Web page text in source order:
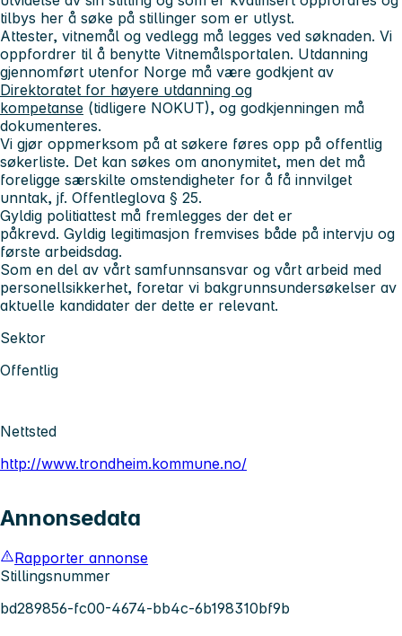
tilbys her å søke på stillinger som er utlyst.
Attester, vitnemål og vedlegg må legges ved søknaden. Vi
oppfordrer til å benytte Vitnemålsportalen. Utdanning
gjennomført utenfor Norge må være godkjent av
Direktoratet for høyere utdanning og
kompetanse (tidligere NOKUT), og godkjenningen må
dokumenteres.
Vi gjør oppmerksom på at søkere føres opp på offentlig
søkerliste. Det kan søkes om anonymitet, men det må
foreligge særskilte omstendigheter for å få innvilget
unntak, jf. Offentleglova § 25.
Gyldig politiattest må fremlegges der det er
påkrevd. Gyldig legitimasjon fremvises både på intervju og
første arbeidsdag.
Som en del av vårt samfunnsansvar og vårt arbeid med
personellsikkerhet, foretar vi bakgrunnsundersøkelser av
aktuelle kandidater der dette er relevant.
Sektor
Offentlig
Nettsted
http://www.trondheim.kommune.no/
Annonsedata
Rapporter annonse
Stillingsnummer
bd289856-fc00-4674-bb4c-6b198310bf9b